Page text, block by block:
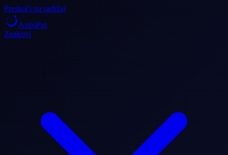
Preskoči na sadržaj
AstroPut
Znakovi